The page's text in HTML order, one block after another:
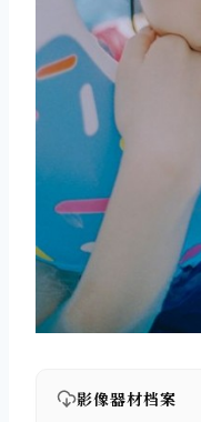
影像器材档案